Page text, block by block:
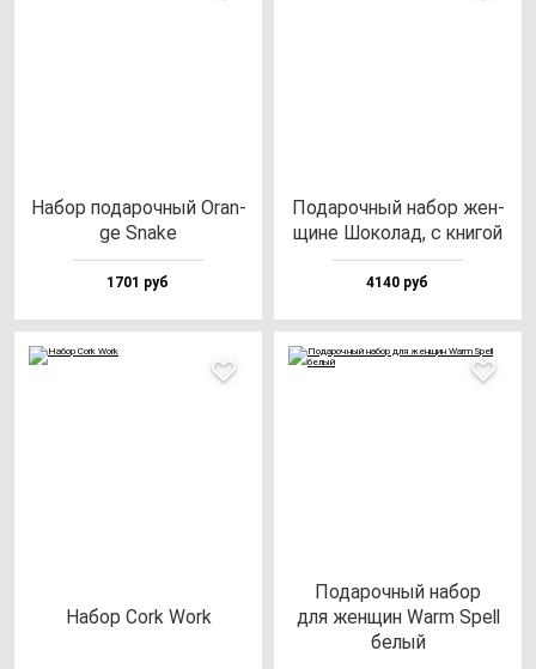
Набор по­да­роч­ный Oran­
ge Sna­ke
1701 руб
Пода­роч­ный на­бор жен­
щи­не Шоко­лад, с кни­гой
4140 руб
Набор Cork Work
Пода­роч­ный на­бор
для жен­щин Warm Spell
бе­лый